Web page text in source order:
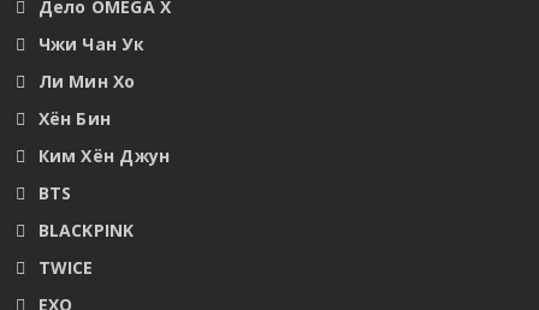
Дело OMEGA X
Чжи Чан Ук
Ли Мин Хо
Хён Бин
Ким Хён Джун
BTS
BLACKPINK
TWICE
EXO